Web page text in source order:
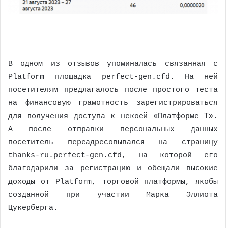
В одном из отзывов упоминалась связанная с
Platform площадка perfect-gen.cfd. На ней
посетителям предлагалось после простого теста
на финансовую грамотность зарегистрироваться
для получения доступа к некоей «Платформе Т».
А после отправки персональных данных
посетитель переадресовывался на страницу
thanks-ru.perfect-gen.cfd, на которой его
благодарили за регистрацию и обещали высокие
доходы от Platform, торговой платформы, якобы
созданной при участии Марка Эллиота
Цукерберга.